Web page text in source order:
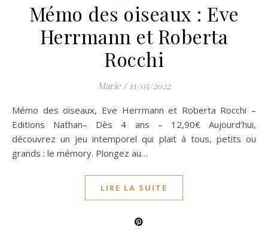
Mémo des oiseaux : Eve
Herrmann et Roberta
Rocchi
Marie / 11/05/2022
Mémo des oiseaux, Eve Herrmann et Roberta Rocchi –
Editions Nathan– Dès 4 ans – 12,90€ Aujourd’hui,
découvrez un jeu intemporel qui plait à tous, petits ou
grands : le mémory. Plongez au…
LIRE LA SUITE